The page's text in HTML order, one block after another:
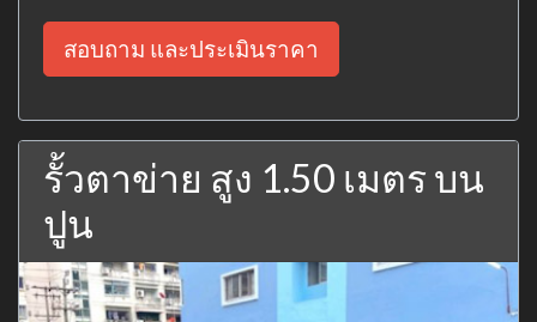
สอบถาม และประเมินราคา
รั้วตาข่าย สูง 1.50 เมตร บน
ปูน